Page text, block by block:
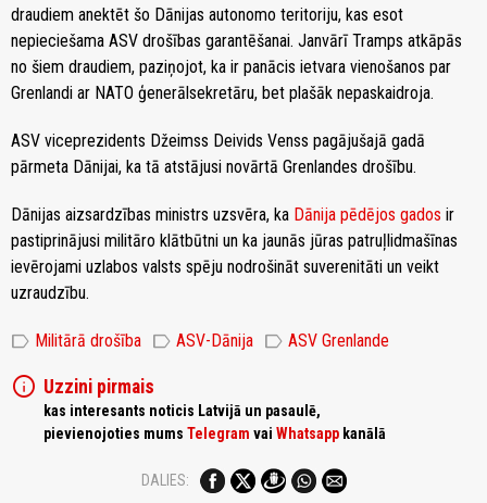
draudiem anektēt šo Dānijas autonomo teritoriju, kas esot
nepieciešama ASV drošības garantēšanai. Janvārī Tramps atkāpās
no šiem draudiem, paziņojot, ka ir panācis ietvara vienošanos par
Grenlandi ar NATO ģenerālsekretāru, bet plašāk nepaskaidroja.
ASV viceprezidents Džeimss Deivids Venss pagājušajā gadā
pārmeta Dānijai, ka tā atstājusi novārtā Grenlandes drošību.
Dānijas aizsardzības ministrs uzsvēra, ka Dānija pēdējos gados ir
pastiprinājusi militāro klātbūtni un ka jaunās jūras patruļlidmašīnas
ievērojami uzlabos valsts spēju nodrošināt suverenitāti un veikt
uzraudzību.
label Militārā drošība label ASV-Dānija label ASV Grenlande
info Uzzini pirmais
kas interesants noticis Latvijā un pasaulē,
pievienojoties mums Telegram vai Whatsapp kanālā
DALIES: